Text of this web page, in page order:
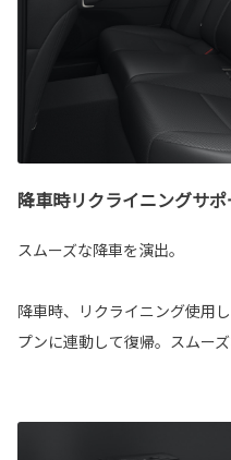
降車時リクライニングサポ
スムーズな降車を演出。
降車時、リクライニング使用
プンに連動して復帰。スムー